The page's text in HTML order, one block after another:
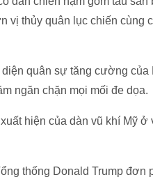
vị thủy quân lục chiến cùng
quân sự tăng cường của
ngăn chặn mọi mối đe dọa.
hiện của dàn vũ khí Mỹ ở
thống Donald Trump đơn